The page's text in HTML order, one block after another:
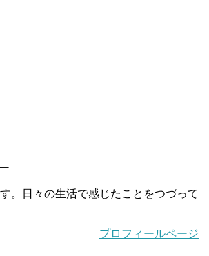
。日々の生活で感じたことをつづって
プロフィールページ